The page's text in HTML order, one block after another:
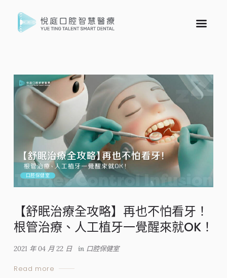
口腔保健室
【舒眠治療全攻略】再也不怕看牙！
根管治療、人工植牙一覺醒來就OK！
2021 年 04 月 22 日 in 口腔保健室
Read more